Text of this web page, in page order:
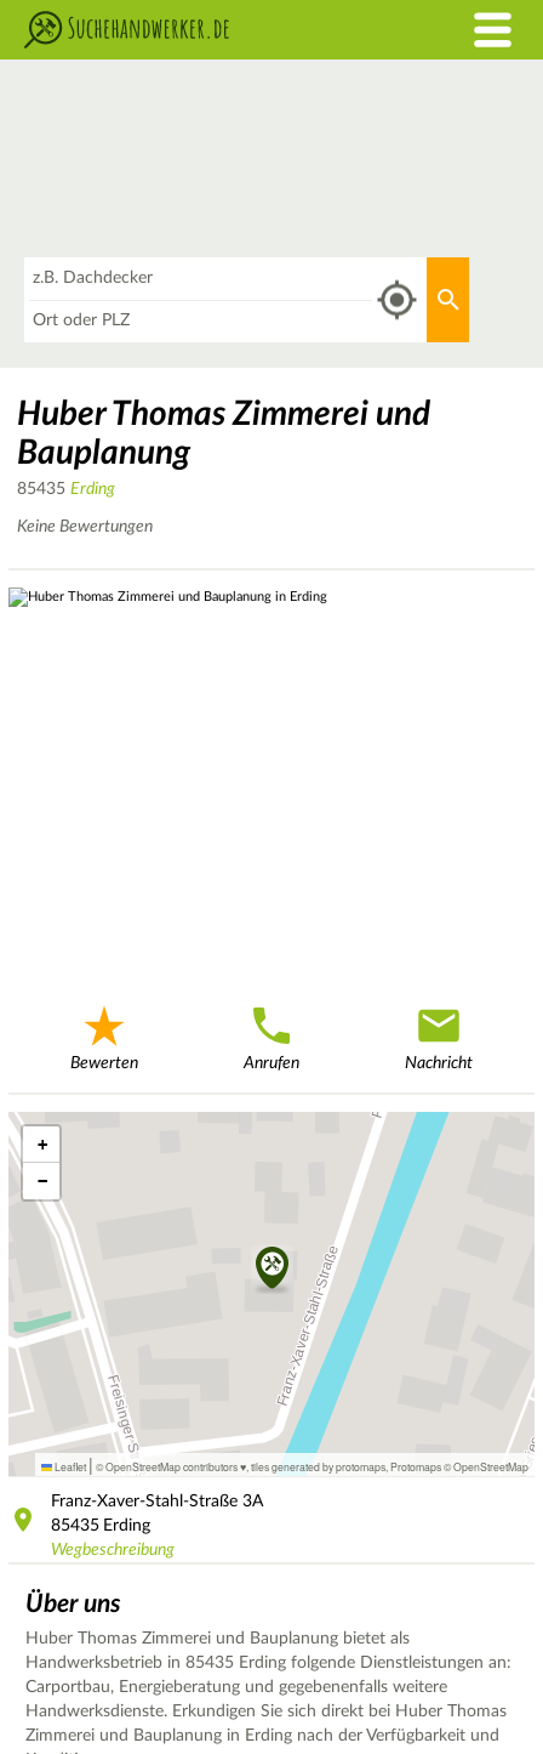
Huber Thomas Zimmerei und
Bauplanung
85435 Erding
Keine Bewertungen
Bewerten Anrufen Nachricht
+
−
Leaflet | © OpenStreetMap contributors ♥, tiles generated by protomaps Protomaps©OpenStreetMap
Franz-Xaver-Stahl-Straße 3A
85435 Erding
Wegbeschreibung
Über uns
Huber Thomas Zimmerei und Bauplanung bietet als
Handwerksbetrieb in 85435 Erding folgende Dienstleistungen an:
Carportbau, Energieberatung und gegebenenfalls weitere
Handwerksdienste. Erkundigen Sie sich direkt bei Huber Thomas
Zimmerei und Bauplanung in Erding nach der Verfügbarkeit und